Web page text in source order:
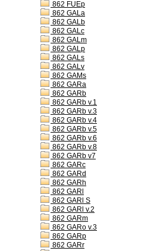
862 FUEp
862 GALa
862 GALb
862 GALc
862 GALm
862 GALp
862 GALs
862 GALv
862 GAMs
862 GARa
862 GARb
862 GARb v.1
862 GARb v.3
862 GARb v.4
862 GARb v.5
862 GARb v.6
862 GARb v.8
862 GARb v7
862 GARc
862 GARd
862 GARh
862 GARl
862 GARl S
862 GARl v.2
862 GARm
862 GARo v.3
862 GARp
862 GARr